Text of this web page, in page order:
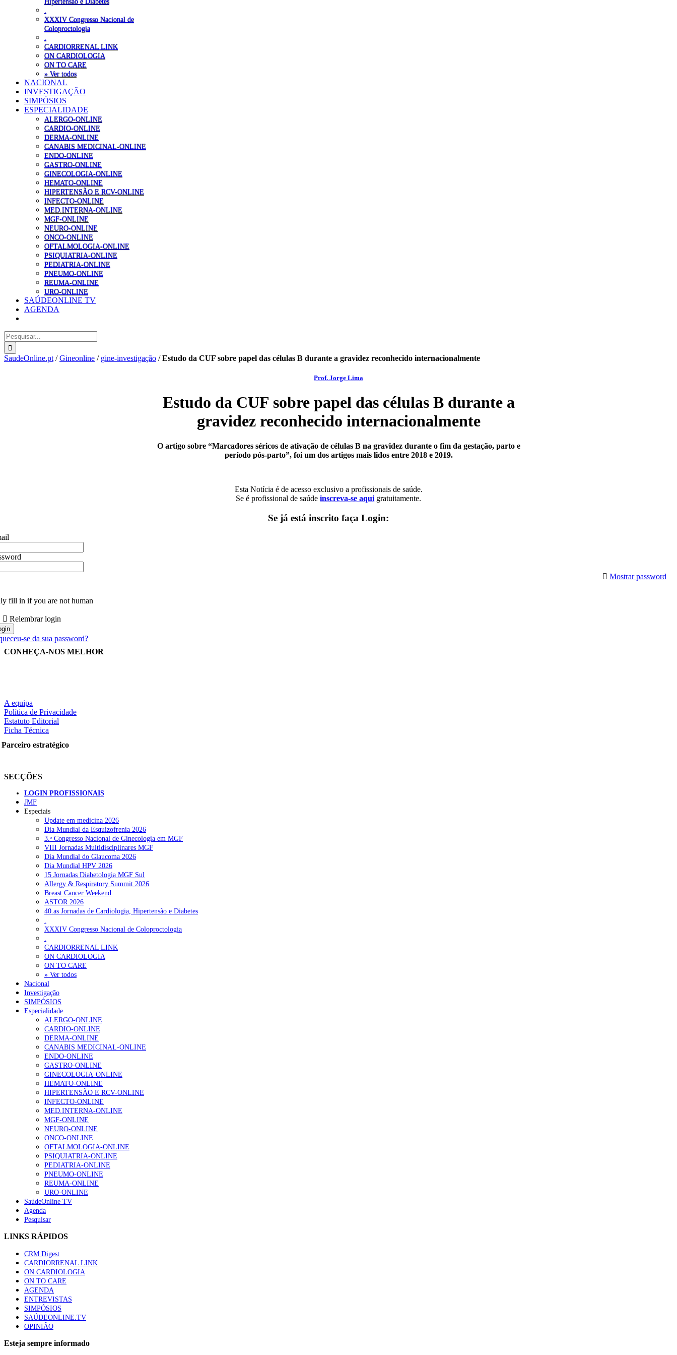
XXXIV Congresso Nacional de
Coloproctologia
CARDIORRENAL LINK
ON CARDIOLOGIA
ON TO CARE
» Ver todos
NACIONAL
INVESTIGAÇÃO
SIMPÓSIOS
ESPECIALIDADE
ALERGO-ONLINE
CARDIO-ONLINE
DERMA-ONLINE
CANABIS MEDICINAL-ONLINE
ENDO-ONLINE
GASTRO-ONLINE
GINECOLOGIA-ONLINE
HEMATO-ONLINE
HIPERTENSÃO E RCV-ONLINE
INFECTO-ONLINE
MED.INTERNA-ONLINE
MGF-ONLINE
NEURO-ONLINE
ONCO-ONLINE
OFTALMOLOGIA-ONLINE
PSIQUIATRIA-ONLINE
PEDIATRIA-ONLINE
PNEUMO-ONLINE
REUMA-ONLINE
URO-ONLINE
SAÚDEONLINE TV
AGENDA
Pesquisar
SaudeOnline.pt /Gineonline / gine-investigação /Estudo da CUF sobre papel das células B durante a gravidez reconhecido internacionalmente
Prof. Jorge Lima
Estudo da CUF sobre papel das células B durante a
gravidez reconhecido internacionalmente
O artigo sobre “Marcadores séricos de ativação de células B na gravidez durante o fim da gestação, parto e
período pós-parto”, foi um dos artigos mais lidos entre 2018 e 2019.
Esta Notícia é de acesso exclusivo a profissionais de saúde.
Se é profissional de saúdeinscreva-se aqui gratuitamente.
Se já está inscrito faça Login:
Mostrar password
fill in if you are not human
Relembrar login
se da sua password?
CONHEÇA-NOS MELHOR
A equipa
Política de Privacidade
Estatuto Editorial
Ficha Técnica
Parceiro estratégico
SECÇÕES
LOGIN PROFISSIONAIS
JMF
Especiais
Update em medicina 2026
Dia Mundial da Esquizofrenia 2026
3.ᵒ Congresso Nacional de Ginecologia em MGF
VIII Jornadas Multidisciplinares MGF
Dia Mundial do Glaucoma 2026
Dia Mundial HPV 2026
15 Jornadas Diabetologia MGF Sul
Allergy & Respiratory Summit 2026
Breast Cancer Weekend
ASTOR 2026
40.as Jornadas de Cardiologia, Hipertensão e Diabetes
.
XXXIV Congresso Nacional de Coloproctologia
.
CARDIORRENAL LINK
ON CARDIOLOGIA
ON TO CARE
» Ver todos
Nacional
Investigação
SIMPÓSIOS
Especialidade
ALERGO-ONLINE
CARDIO-ONLINE
DERMA-ONLINE
CANABIS MEDICINAL-ONLINE
ENDO-ONLINE
GASTRO-ONLINE
GINECOLOGIA-ONLINE
HEMATO-ONLINE
HIPERTENSÃO E RCV-ONLINE
INFECTO-ONLINE
MED.INTERNA-ONLINE
MGF-ONLINE
NEURO-ONLINE
ONCO-ONLINE
OFTALMOLOGIA-ONLINE
PSIQUIATRIA-ONLINE
PEDIATRIA-ONLINE
PNEUMO-ONLINE
REUMA-ONLINE
URO-ONLINE
SaúdeOnline TV
Agenda
Pesquisar
LINKS RÁPIDOS
CRM Digest
CARDIORRENAL LINK
ON CARDIOLOGIA
ON TO CARE
AGENDA
ENTREVISTAS
SIMPÓSIOS
SAÚDEONLINE.TV
OPINIÃO
Esteja sempre informado